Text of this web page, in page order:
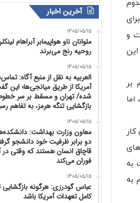
و
بر
به
به
آخرین اخبار
1405/05/15
ملوانان ناو هواپیمابر آبراهام
روحیه رنج می‌برند
1405/05/15
العربیه به نقل از منبع آگاه:
آمریکا از طریق میانجی‌ها؛ این
شده/ تهران و مسقط بر سر
بازگشایی تنگه هرمز، به تفاهم
1405/05/15
معاون وزارت بهداشت:
دو برابر ظرفیت خود دانشجو
قاچاق انسان هستند که وقتی
فوران می‌کند
1405/05/15
عباس گودرزی: هرگونه بازگشایی
کامل تعهدات آمریکا باشد